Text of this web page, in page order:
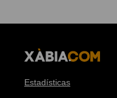
Estadísticas